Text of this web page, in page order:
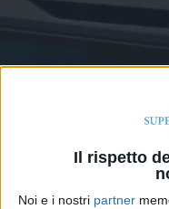
Il rispetto
Noi e i nostri partner
Venduto il
24 GENNAIO